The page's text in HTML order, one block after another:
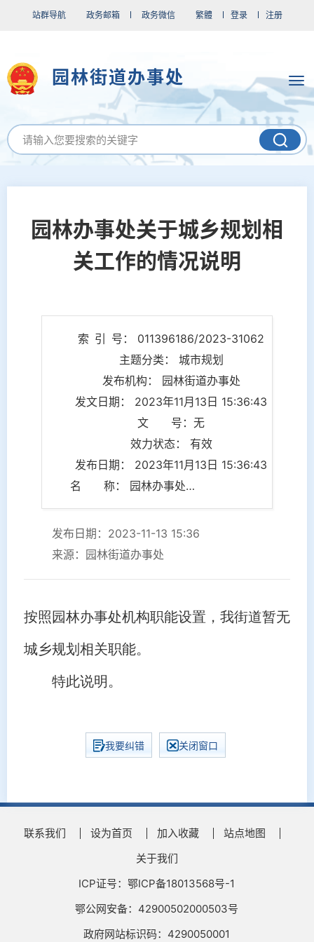
站群导航 政务邮箱 政务微信 繁體 登录 注册
园林街道办事处
园林办事处关于城乡规划相
关工作的情况说明
索 引 号： 011396186/2023-31062
主题分类： 城市规划
发布机构： 园林街道办事处
发文日期： 2023年11月13日 15:36:43
文 号：无
效力状态： 有效
发布日期： 2023年11月13日 15:36:43
名 称： 园林办事处关于城乡规划相关工作的情况说明
发布日期：2023-11-13 15:36
来源：园林街道办事处
按照园林办事处机构职能设置，我街道暂无
城乡规划相关职能。
特此说明。
我要纠错 关闭窗口
联系我们 设为首页 加入收藏
站点地图
关于我们
ICP证号：鄂ICP备18013568号-1
鄂公网安备：42900502000503号
政府网站标识码：4290050001